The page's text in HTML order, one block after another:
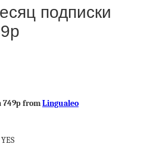
подписки
749р fromLingualeo
YES